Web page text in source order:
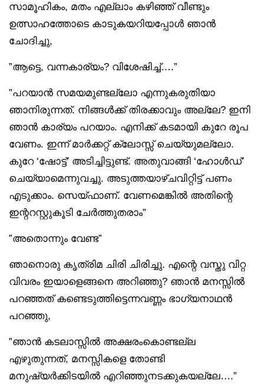
സാമൂഹികം, മതം എല്ലാം കഴിഞ്ഞ് വീണ്ടും
ഉത്സാഹത്തോടെ കാടുകയറിയപ്പോൾ ഞാൻ
ചോദിച്ചു,
”ആട്ടെ, വന്നകാര്യം? വിശേഷിച്ച്….”
”പറയാൻ സമയമുണ്ടല്ലോ എന്നുകരുതിയാ
ഞാനിരുന്നത്. നിങ്ങൾക്ക് തിരക്കാവും അല്ലേ? ഇനി
ഞാൻ കാര്യം പറയാം. എനിക്ക് കടമായി കുറേ രൂപ
വേണം. ഇന്ന് മാർക്കറ്റ് ക്ലോസ്സ് ചെയ്യുമല്ലോ.
കുറേ ‘ഷോട്ട്’ അടിച്ചിട്ടുണ്ട്. അതുവാങ്ങി ‘ഹോൾഡ്’
ചെയ്യാമെന്നുവച്ചു. അടുത്തയാഴ്ചവിറ്റിട്ട് പണം
എടുക്കാം. സെയ്ഫാണ്. വേണമെങ്കിൽ അതിന്റെ
ഇന്ററസ്റ്റുകൂടി ചേർത്തുതരാം”
”അതൊന്നും വേണ്ട”
ഞാനൊരു കൃത്രിമ ചിരി ചിരിച്ചു. എന്റെ വസ്തു വിറ്റ
വിവരം ഇയാളെങ്ങനെ അറിഞ്ഞു? ഞാൻ മനസ്സിൽ
പറഞ്ഞത് കണ്ടെടുത്തിട്ടെന്നവണ്ണം ഭാഗ്യനാഥൻ
പറഞ്ഞു,
”ഞാൻ കടലാസ്സിൽ അക്ഷരംകൊണ്ടല്ല
എഴുതുന്നത്, മനസ്സികളെ തോണ്ടി
മനുഷ്യർക്കിടയിൽ എറിഞ്ഞുനടക്കുകയല്ലേ….”